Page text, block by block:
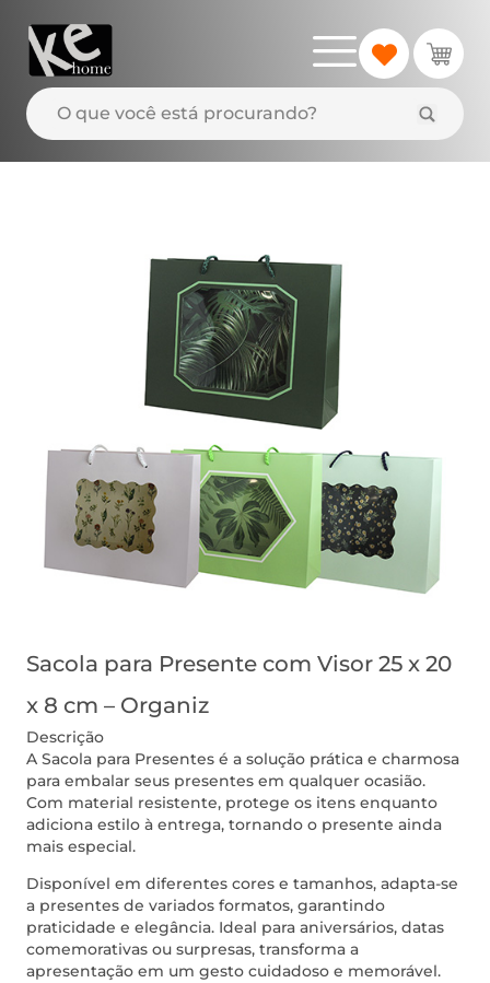
Sacola para Presente com Visor 25 x 20
x 8 cm – Organiz
Descrição
A Sacola para Presentes é a solução prática e charmosa
para embalar seus presentes em qualquer ocasião.
Com material resistente, protege os itens enquanto
adiciona estilo à entrega, tornando o presente ainda
mais especial.
Disponível em diferentes cores e tamanhos, adapta-se
a presentes de variados formatos, garantindo
praticidade e elegância. Ideal para aniversários, datas
comemorativas ou surpresas, transforma a
apresentação em um gesto cuidadoso e memorável.